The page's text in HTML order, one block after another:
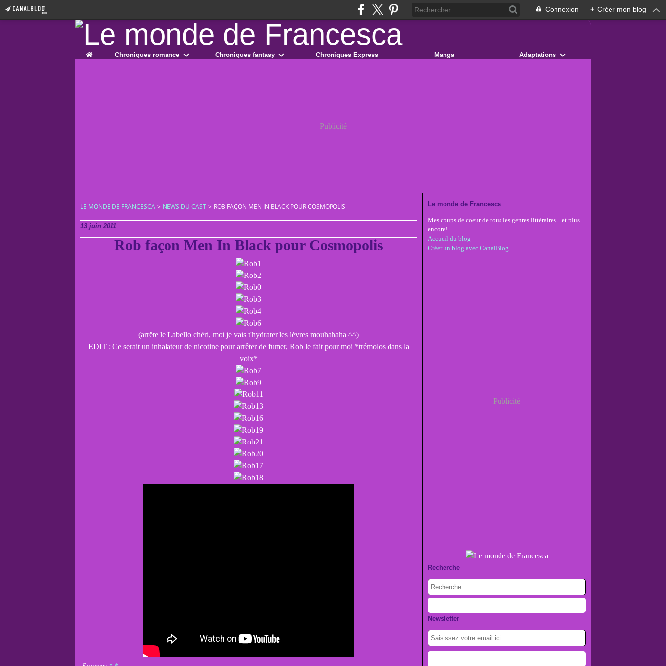
Connexion + Créer mon blog
Home Chroniques romance Chroniques fantasy Chroniques Express Manga Adaptations
Publicité
LE MONDE DE FRANCESCA > NEWS DU CAST > ROB FAÇON MEN IN BLACK POUR COSMOPOLIS
13 juin 2011
Rob façon Men In Black pour Cosmopolis
(arrête le Labello chéri, moi je vais t'hydrater les lèvres mouhahaha ^^)
EDIT : Ce serait un inhalateur de nicotine pour arrêter de fumer, Rob le fait pour moi *trémolos dans la
voix*
Le monde de Francesca
Mes coups de coeur de tous les genres littéraires... et plus
encore!
Accueil du blog
Créer un blog avec CanalBlog
Publicité
Recherche
Newsletter